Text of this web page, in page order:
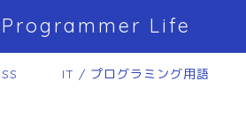
Programmer Life
IT / プログラミング用語